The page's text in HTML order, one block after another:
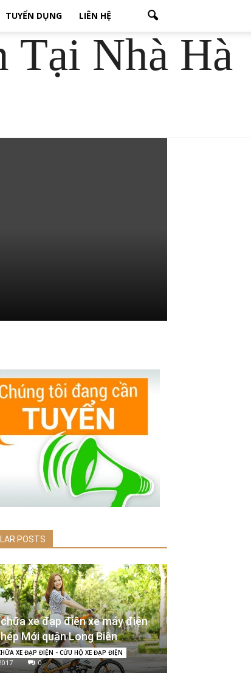
TUYỂN DỤNG LIÊN HỆ
Tại Nhà Hà
POSTS
xe đạp điện xe máy điện
Mới quận Long Biên
XE ĐẠP ĐIỆN - CỨU HỘ XE ĐẠP ĐIỆN
0